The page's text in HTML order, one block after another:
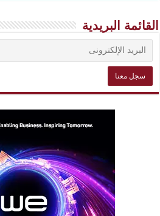
القائمة البريدية